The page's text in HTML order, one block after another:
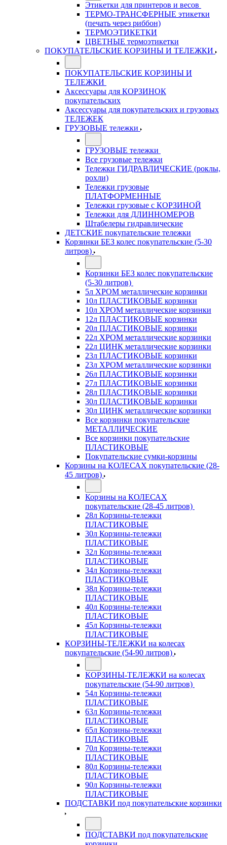
Этикетки для принтеров и весов
ТЕРМО-ТРАНСФЕРНЫЕ этикетки
(печать через риббон)
ТЕРМОЭТИКЕТКИ
ЦВЕТНЫЕ термоэтикетки
ПОКУПАТЕЛЬСКИЕ КОРЗИНЫ И ТЕЛЕЖКИ
ПОКУПАТЕЛЬСКИЕ КОРЗИНЫ И
ТЕЛЕЖКИ
Аксессуары для КОРЗИНОК
покупательских
Аксессуары для покупательских и грузовых
ТЕЛЕЖЕК
ГРУЗОВЫЕ тележки
ГРУЗОВЫЕ тележки
Все грузовые тележки
Тележки ГИДРАВЛИЧЕСКИЕ (роклы,
рохли)
Тележки грузовые
ПЛАТФОРМЕННЫЕ
Тележки грузовые с КОРЗИНОЙ
Тележки для ДЛИННОМЕРОВ
Штабелеры гидравлические
ДЕТСКИЕ покупательские тележки
Корзинки БЕЗ колес покупательские (5-30
литров)
Корзинки БЕЗ колес покупательские
(5-30 литров)
5л ХРОМ металлические корзинки
10л ПЛАСТИКОВЫЕ корзинки
10л ХРОМ металлические корзинки
12л ПЛАСТИКОВЫЕ корзинки
20л ПЛАСТИКОВЫЕ корзинки
22л ХРОМ металлические корзинки
22л ЦИНК металлические корзинки
23л ПЛАСТИКОВЫЕ корзинки
23л ХРОМ металлические корзинки
26л ПЛАСТИКОВЫЕ корзинки
27л ПЛАСТИКОВЫЕ корзинки
28л ПЛАСТИКОВЫЕ корзинки
30л ПЛАСТИКОВЫЕ корзинки
30л ЦИНК металлические корзинки
Все корзинки покупательские
МЕТАЛЛИЧЕСКИЕ
Все корзинки покупательские
ПЛАСТИКОВЫЕ
Покупательские сумки-корзины
Корзины на КОЛЕСАХ покупательские (28-
45 литров)
Корзины на КОЛЕСАХ
покупательские (28-45 литров)
28л Корзины-тележки
ПЛАСТИКОВЫЕ
30л Корзины-тележки
ПЛАСТИКОВЫЕ
32л Корзины-тележки
ПЛАСТИКОВЫЕ
34л Корзины-тележки
ПЛАСТИКОВЫЕ
38л Корзины-тележки
ПЛАСТИКОВЫЕ
40л Корзины-тележки
ПЛАСТИКОВЫЕ
45л Корзины-тележки
ПЛАСТИКОВЫЕ
КОРЗИНЫ-ТЕЛЕЖКИ на колесах
покупательские (54-90 литров)
КОРЗИНЫ-ТЕЛЕЖКИ на колесах
покупательские (54-90 литров)
54л Корзины-тележки
ПЛАСТИКОВЫЕ
63л Корзины-тележки
ПЛАСТИКОВЫЕ
65л Корзины-тележки
ПЛАСТИКОВЫЕ
70л Корзины-тележки
ПЛАСТИКОВЫЕ
80л Корзины-тележки
ПЛАСТИКОВЫЕ
90л Корзины-тележки
ПЛАСТИКОВЫЕ
ПОДСТАВКИ под покупательские корзинки
ПОДСТАВКИ под покупательские